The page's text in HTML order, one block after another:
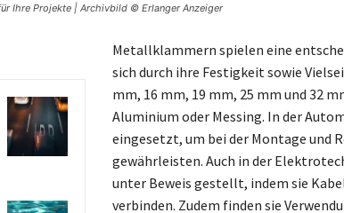
Ihre Projekte | Archivbild © Erlanger Anzeiger
Metallklammern spielen eine
sich durch ihre Festigkeit sowie
mm, 16 mm, 19 mm, 25 mm und 32
Aluminium oder Messing. In der
eingesetzt, um bei der Montage und
gewährleisten. Auch in der
unter Beweis gestellt, indem sie
verbinden. Zudem finden sie